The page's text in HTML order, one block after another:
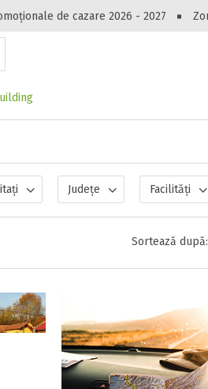
de cazare 2026 - 2027
Peste 10549
hoteluri, pensiuni, vile,
Județe Facilități
Sortează după: